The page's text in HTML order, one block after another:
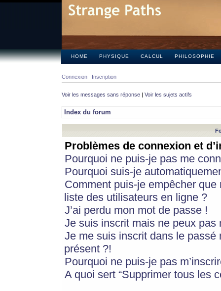
HOME PHYSIQUE CALCUL PHILOSOPHIE
Connexion Inscription
Voir les messages sans réponse | Voir les sujets actifs
Index du forum
Problèmes de connexion et
Pourquoi ne puis-je pas me
Pourquoi suis-je
Comment puis-je empêcher
liste des utilisateurs en ligne ?
J’ai perdu mon mot de passe !
Je suis inscrit mais ne peux pas
Je me suis inscrit dans le
présent ?!
Pourquoi ne puis-je pas
A quoi sert “Supprimer tous les